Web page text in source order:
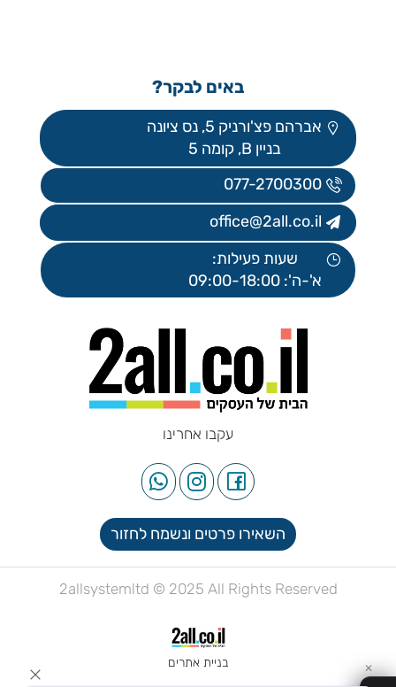
באים לבקר?
אברהם פצ'ורניק 5, נס ציונה
בניין B, קומה 5
077-2700300
office@2all.co.il
שעות פעילות:
א'-ה': 09:00-18:00
עקבו אחרינו
השאירו פרטים ונשמח לחזור
2allsystemltd © 2025 All Rights Reserved
בניית אתרים ✕